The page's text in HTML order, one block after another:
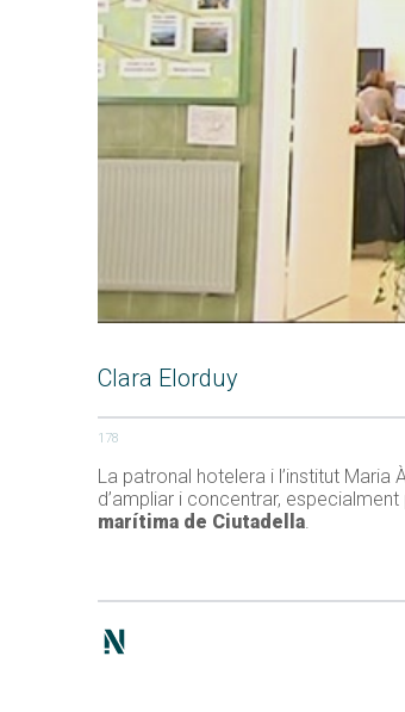
Clara Elorduy
178
La patronal hotelera i l’institut Maria
d’ampliar i concentrar,
marítima de Ciutadella.